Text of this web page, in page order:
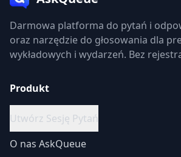
Darmowa platforma do pytań i
oraz narzędzie do głosowania dla
wykładowych i wydarzeń. Bez
Produkt
Utwórz Sesję Pytań
O nas AskQueue